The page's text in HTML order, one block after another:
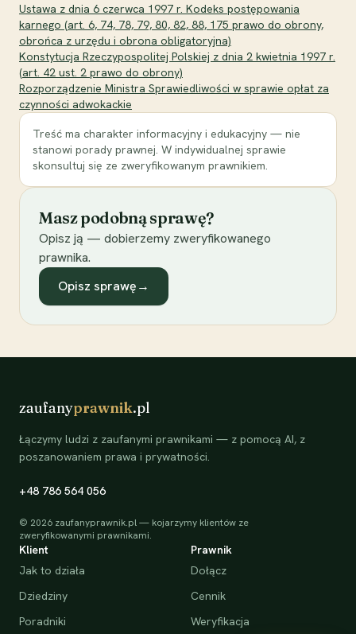
Ustawa z dnia 6 czerwca 1997 r. Kodeks postępowania
karnego (art. 6, 74, 78, 79, 80, 82, 88, 175 prawo do obrony,
obrońca z urzędu i obrona obligatoryjna)
Konstytucja Rzeczypospolitej Polskiej z dnia 2 kwietnia 1997 r.
(art. 42 ust. 2 prawo do obrony)
Rozporządzenie Ministra Sprawiedliwości w sprawie opłat za
czynności adwokackie
Treść ma charakter informacyjny i edukacyjny — nie
stanowi porady prawnej. W indywidualnej sprawie
skonsultuj się ze zweryfikowanym prawnikiem.
Masz podobną sprawę?
Opisz ją — dobierzemy zweryfikowanego
prawnika.
Opisz sprawę→
zaufanyprawnik.pl
Łączymy ludzi z zaufanymi prawnikami — z pomocą AI, z
poszanowaniem prawa i prywatności.
+48 786 564 056
© 2026 zaufanyprawnik.pl — kojarzymy klientów ze
zweryfikowanymi prawnikami.
Klient
Jak to działa
Dziedziny
Poradniki
Prawnik
Dołącz
Cennik
Weryfikacja